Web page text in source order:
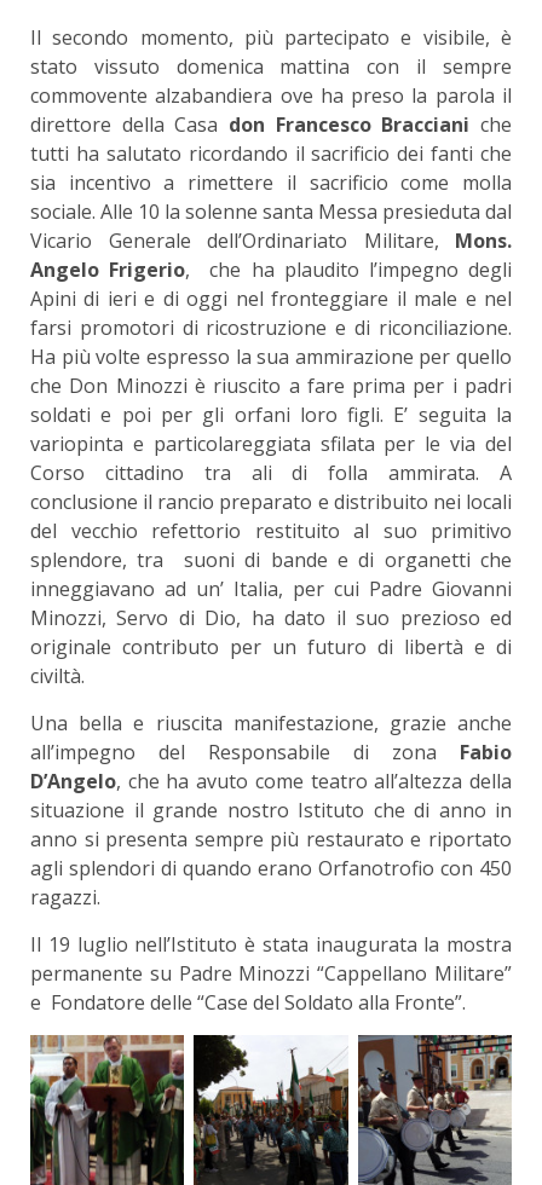
Il secondo momento, più partecipato e visibile, è
stato vissuto domenica mattina con il sempre
commovente alzabandiera ove ha preso la parola il
direttore della Casa don Francesco Bracciani che
tutti ha salutato ricordando il sacrificio dei fanti che
sia incentivo a rimettere il sacrificio come molla
sociale. Alle 10 la solenne santa Messa presieduta dal
Vicario Generale dell’Ordinariato Militare, Mons.
Angelo Frigerio, che ha plaudito l’impegno degli
Apini di ieri e di oggi nel fronteggiare il male e nel
farsi promotori di ricostruzione e di riconciliazione.
Ha più volte espresso la sua ammirazione per quello
che Don Minozzi è riuscito a fare prima per i padri
soldati e poi per gli orfani loro figli. E’ seguita la
variopinta e particolareggiata sfilata per le via del
Corso cittadino tra ali di folla ammirata. A
conclusione il rancio preparato e distribuito nei locali
del vecchio refettorio restituito al suo primitivo
splendore, tra suoni di bande e di organetti che
inneggiavano ad un’ Italia, per cui Padre Giovanni
Minozzi, Servo di Dio, ha dato il suo prezioso ed
originale contributo per un futuro di libertà e di
civiltà.
Una bella e riuscita manifestazione, grazie anche
all’impegno del Responsabile di zona Fabio
D’Angelo, che ha avuto come teatro all’altezza della
situazione il grande nostro Istituto che di anno in
anno si presenta sempre più restaurato e riportato
agli splendori di quando erano Orfanotrofio con 450
ragazzi.
Il 19 luglio nell’Istituto è stata inaugurata la mostra
permanente su Padre Minozzi “Cappellano Militare”
e Fondatore delle “Case del Soldato alla Fronte”.